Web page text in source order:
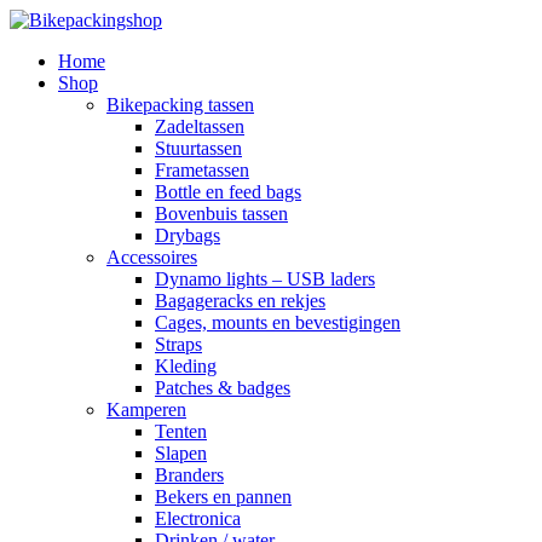
Home
Shop
Bikepacking tassen
Zadeltassen
Stuurtassen
Frametassen
Bottle en feed bags
Bovenbuis tassen
Drybags
Accessoires
Dynamo lights – USB laders
Bagageracks en rekjes
Cages, mounts en bevestigingen
Straps
Kleding
Patches & badges
Kamperen
Tenten
Slapen
Branders
Bekers en pannen
Electronica